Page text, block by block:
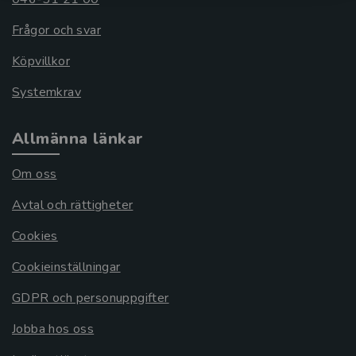
Frågor och svar
Köpvillkor
Systemkrav
Allmänna länkar
Om oss
Avtal och rättigheter
Cookies
Cookieinställningar
GDPR och personuppgifter
Jobba hos oss